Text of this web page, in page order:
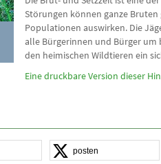
Störungen können ganze
Populationen auswirken. Die
alle Bürgerinnen und Bürger um
den heimischen Wildtieren ein
Eine druckbare Version dieser
posten